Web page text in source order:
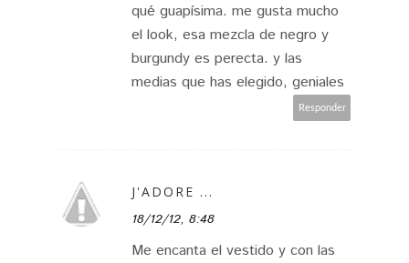
qué guapísima. me gusta mucho
el look, esa mezcla de negro y
burgundy es perecta. y las
medias que has elegido, geniales
Responder
J'ADORE ...
18/12/12, 8:48
Me encanta el vestido y con las